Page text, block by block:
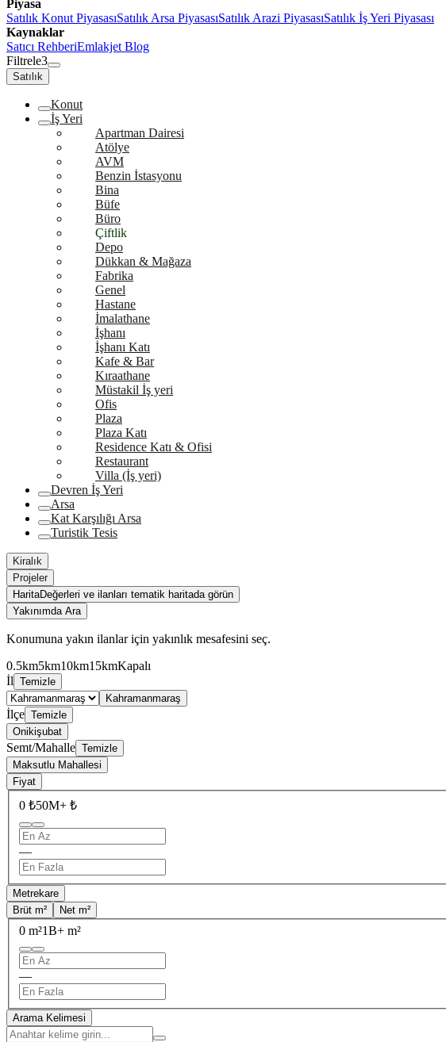
Piyasa
Satılık Konut PiyasasıSatılık Arsa PiyasasıSatılık Arazi PiyasasıSatılık İş Yeri Piyasası
Kaynaklar
Satıcı RehberiEmlakjet Blog
Filtrele3
Satılık
Konut
İş Yeri
Apartman Dairesi
Atölye
AVM
Benzin İstasyonu
Bina
Büfe
Büro
Çiftlik
Depo
Dükkan & Mağaza
Fabrika
Genel
Hastane
İmalathane
İşhanı
İşhanı Katı
Kafe & Bar
Kıraathane
Müstakil İş yeri
Ofis
Plaza
Plaza Katı
Residence Katı & Ofisi
Restaurant
Villa (İş yeri)
Devren İş Yeri
Arsa
Kat Karşılığı Arsa
Turistik Tesis
Kiralık
Projeler
HaritaDeğerleri ve ilanları tematik haritada görün
Yakınımda Ara
Konumuna yakın ilanlar için yakınlık mesafesini seç.
0.5km5km10km15kmKapalı
İl Temizle
Kahramanmaraş
İlçe Temizle
Onikişubat
Semt/Mahalle Temizle
Maksutlu Mahallesi
Fiyat
0 ₺50M+ ₺
—
Metrekare
Brüt m²
Net m²
0 m²1B+ m²
—
Arama Kelimesi